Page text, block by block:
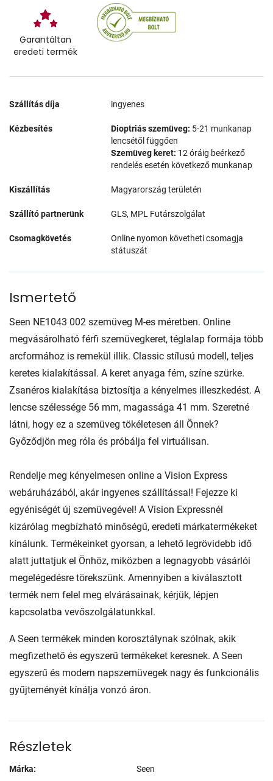
Garantáltan
eredeti termék
Szállítás díja ingyenes
Kézbesítés Dioptriás szemüveg: 5-21 munkanap
lencsétől függően
Szemüveg keret: 12 óráig beérkező
rendelés esetén következő munkanap
Kiszállítás Magyarország területén
Szállító partnerünk GLS, MPL Futárszolgálat
Csomagkövetés
Online nyomon követheti csomagja
státuszát
Ismertető
Seen NE1043 002 szemüveg M-es méretben. Online
megvásárolható férfi szemüvegkeret, téglalap formája több
arcformához is remekül illik. Classic stílusú modell, teljes
keretes kialakítással. A keret anyaga fém, színe szürke.
Zsanéros kialakítása biztosítja a kényelmes illeszkedést. A
lencse szélessége 56 mm, magassága 41 mm. Szeretné
látni, hogy ez a szemüveg tökéletesen áll Önnek?
Győződjön meg róla és próbálja fel virtuálisan.
Rendelje meg kényelmesen online a Vision Express
webáruházából, akár ingyenes szállítással! Fejezze ki
egyéniségét új szemüvegével! A Vision Expressnél
kizárólag megbízható minőségű, eredeti márkatermékeket
kínálunk. Termékeinket gyorsan, a lehető legrövidebb idő
alatt juttatjuk el Önhöz, miközben a legnagyobb vásárlói
megelégedésre törekszünk. Amennyiben a kiválasztott
termék nem felel meg elvárásainak, kérjük, lépjen
kapcsolatba vevőszolgálatunkkal.
A Seen termékek minden korosztálynak szólnak, akik
megfizethető és egyszerű termékeket keresnek. A Seen
egyszerű és modern napszemüvegek nagy és funkcionális
gyűjteményét kínálja vonzó áron.
Részletek
Márka: Seen